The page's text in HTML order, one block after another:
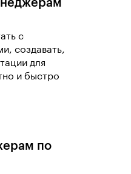
с
создавать,
для
и быстро
по